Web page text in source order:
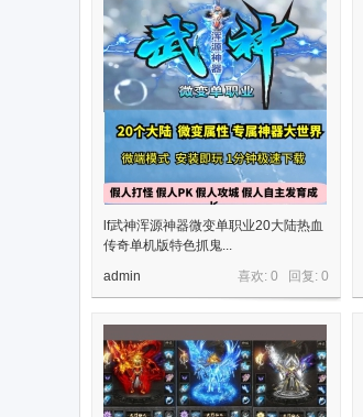
lf武神浑源神器微变单职业20大陆热血
传奇单机版特色抓鬼...
喜欢: 0 回复: 0
admin